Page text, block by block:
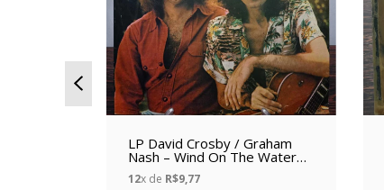
LP David Crosby / Graham
Nash – Wind On The Water
(1976) (Vinil usado)
12x de R$9,77